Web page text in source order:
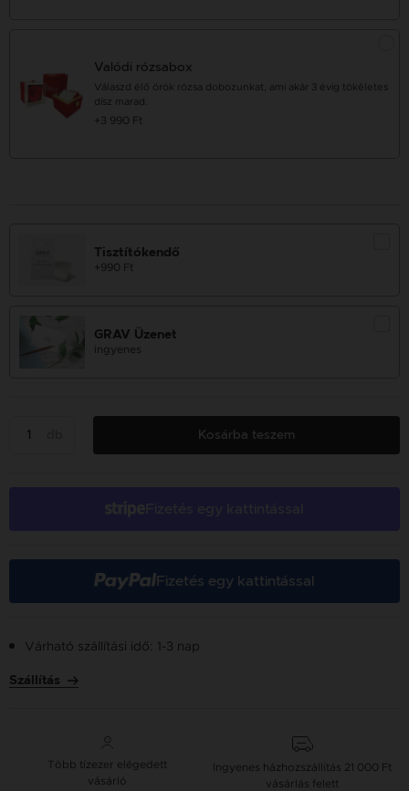
Valódi rózsabox
Válaszd élő örök rózsa dobozunkat, ami akár 3 évig tökéletes
dísz marad.
+3 990 Ft
Tisztítókendő
+990 Ft
GRAV Üzenet
ingyenes
Kosárba teszem
Fizetés egy kattintással
Várható szállítási idő: 1-3 nap
Szállítás
Több tízezer elégedett
vásárló
Ingyenes házhozszállítás 21 000 Ft
vásárlás felett